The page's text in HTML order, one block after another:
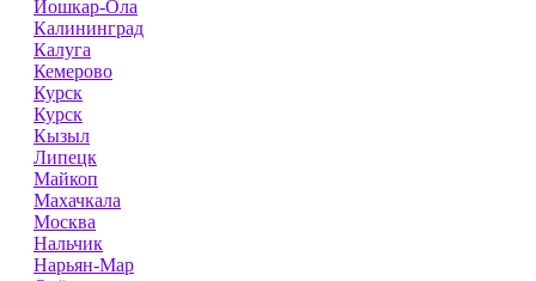
Йошкар-Ола
Калининград
Калуга
Кемерово
Курск
Курск
Кызыл
Липецк
Майкоп
Махачкала
Москва
Нальчик
Нарьян-Мар